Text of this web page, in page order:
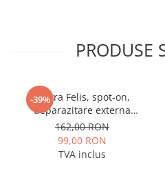
PRODUSE
-39%
Vectra Felis, spot-on,
deparazitare externa
pentru pisici, 3 pipete
162,00 RON
99,00 RON
TVA inclus